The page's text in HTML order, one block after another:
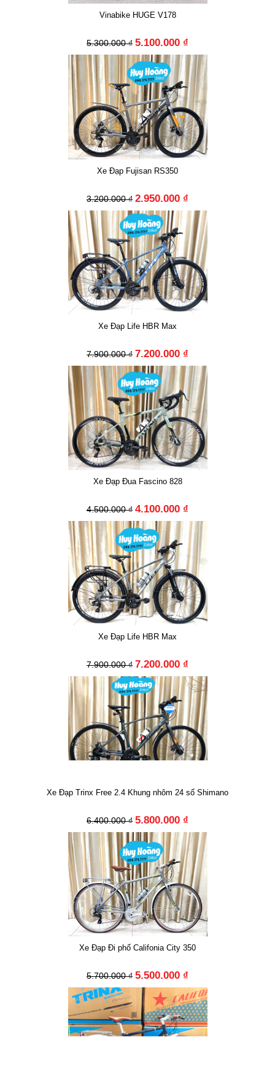
Vinabike HUGE V178
5.300.000 ₫ 5.100.000 ₫
Xe Đạp Fujisan RS350
3.200.000 ₫ 2.950.000 ₫
Xe Đạp Life HBR Max
7.900.000 ₫ 7.200.000 ₫
Xe Đạp Đua Fascino 828
4.500.000 ₫ 4.100.000 ₫
Xe Đạp Life HBR Max
7.900.000 ₫ 7.200.000 ₫
Xe Đạp Trinx Free 2.4 Khung nhôm 24 số Shimano
6.400.000 ₫ 5.800.000 ₫
Xe Đạp Đi phố Califonia City 350
5.700.000 ₫ 5.500.000 ₫